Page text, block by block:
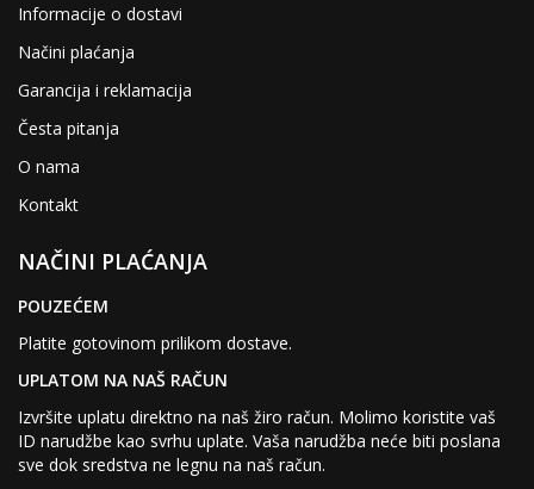
Informacije o dostavi
Načini plaćanja
Garancija i reklamacija
Česta pitanja
O nama
Kontakt
NAČINI PLAĆANJA
POUZEĆEM
Platite gotovinom prilikom dostave.
UPLATOM NA NAŠ RAČUN
Izvršite uplatu direktno na naš žiro račun. Molimo koristite vaš
ID narudžbe kao svrhu uplate. Vaša narudžba neće biti poslana
sve dok sredstva ne legnu na naš račun.